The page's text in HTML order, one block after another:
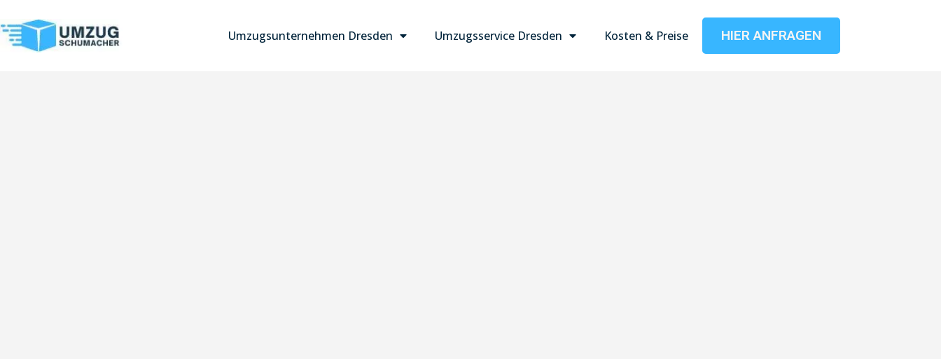
Umzugsunternehmen Dresden Umzugsservice Dresden Kosten & Preise HIER ANFRAGEN